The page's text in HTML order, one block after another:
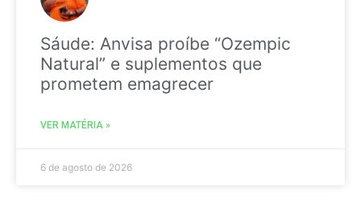
Sáude: Anvisa proíbe “Ozempic
Natural” e suplementos que
prometem emagrecer
VER MATÉRIA »
6 de agosto de 2026